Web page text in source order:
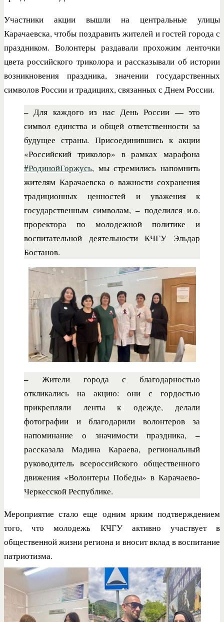
Участники акции вышли на центральные улицы
Карачаевска, чтобы поздравить жителей и гостей города с
праздником. Волонтеры раздавали прохожим ленточки
цвета российского триколора и рассказывали об истории
возникновения праздника, значении государственных
символов России и традициях, связанных с Днем России.
– Для каждого из нас День России — это
символ единства и общей ответственности за
будущее страны. Присоединившись к акции
«Российский триколор» в рамках марафона
#РодинойГоржусь, мы стремились напомнить
жителям Карачаевска о важности сохранения
традиционных ценностей и уважения к
государственным символам, – поделился и.о.
проректора по молодежной политике и
воспитательной деятельности КЧГУ Эльдар
Бостанов.
– Жители города с благодарностью
откликались на акцию: они с гордостью
прикрепляли ленты к одежде, делали
фотографии и благодарили волонтеров за
напоминание о значимости праздника, –
рассказала Мадина Караева, региональный
руководитель всероссийского общественного
движения «Волонтеры Победы» в Карачаево-
Черкесской Республике.
Мероприятие стало еще одним ярким подтверждением
того, что молодежь КЧГУ активно участвует в
общественной жизни региона и вносит вклад в воспитание
патриотизма.